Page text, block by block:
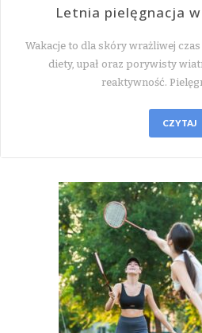
Letnia pielęgnacja
Wakacje to dla skóry wrażliwej
diety, upał oraz porywisty
reaktywność.
CZYTAJ